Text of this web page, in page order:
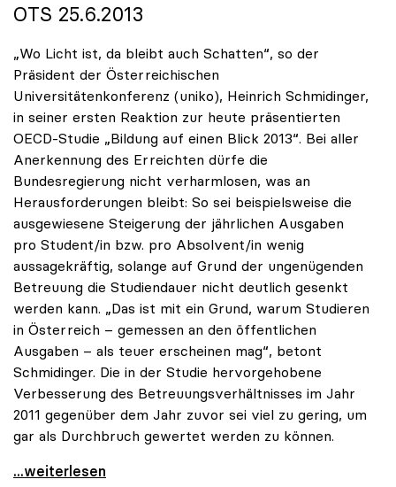
OTS 25.6.2013
„Wo Licht ist, da bleibt auch Schatten“, so der
Präsident der Österreichischen
Universitätenkonferenz (uniko), Heinrich Schmidinger,
in seiner ersten Reaktion zur heute präsentierten
OECD-Studie „Bildung auf einen Blick 2013“. Bei aller
Anerkennung des Erreichten dürfe die
Bundesregierung nicht verharmlosen, was an
Herausforderungen bleibt: So sei beispielsweise die
ausgewiesene Steigerung der jährlichen Ausgaben
pro Student/in bzw. pro Absolvent/in wenig
aussagekräftig, solange auf Grund der ungenügenden
Betreuung die Studiendauer nicht deutlich gesenkt
werden kann. „Das ist mit ein Grund, warum Studieren
in Österreich – gemessen an den öffentlichen
Ausgaben – als teuer erscheinen mag“, betont
Schmidinger. Die in der Studie hervorgehobene
Verbesserung des Betreuungsverhältnisses im Jahr
2011 gegenüber dem Jahr zuvor sei viel zu gering, um
gar als Durchbruch gewertet werden zu können.
OECD-Studie: Schmidinger warnt davor,
...weiterlesen